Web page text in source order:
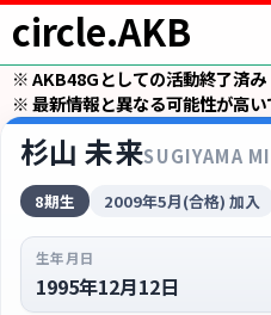
circle.AKB
※ AKB48Gとしての活動終了済み
※ 最新情報と異なる可能性が高い
杉山 未来SUGIYAMA
8期生 2009年5月(合格) 加入
生年月日
1995年12月12日